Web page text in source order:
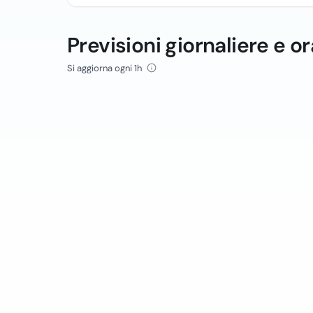
Previsioni giornaliere e
Si aggiorna ogni 1h